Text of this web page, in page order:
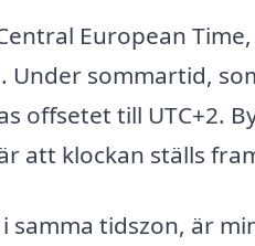
European
sommartid,
offsetet till UTC+2.
att klockan ställs
samma tidszon, är